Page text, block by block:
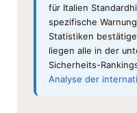
für Italien
spezifische
Statistiken
liegen alle in der
Sicherheits-
Analyse der